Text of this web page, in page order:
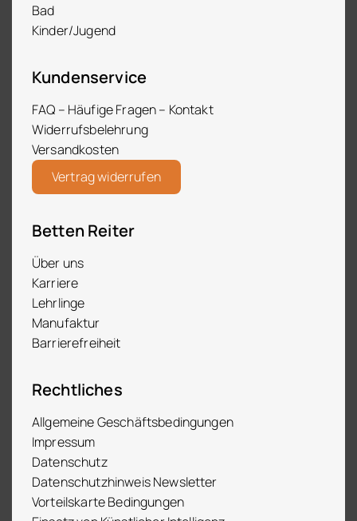
Bad
Kinder/Jugend
Kundenservice
FAQ – Häufige Fragen – Kontakt
Widerrufsbelehrung
Versandkosten
Vertrag widerrufen
Betten Reiter
Über uns
Karriere
Lehrlinge
Manufaktur
Barrierefreiheit
Rechtliches
Allgemeine Geschäftsbedingungen
Impressum
Datenschutz
Datenschutzhinweis Newsletter
Vorteilskarte Bedingungen